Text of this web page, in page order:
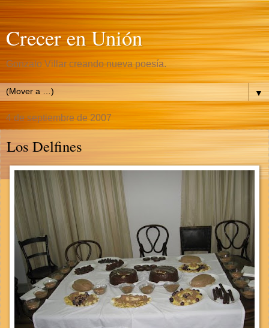
Crecer en Unión
Gonzalo Villar creando nueva poesía.
▼
4 de septiembre de 2007
Los Delfines